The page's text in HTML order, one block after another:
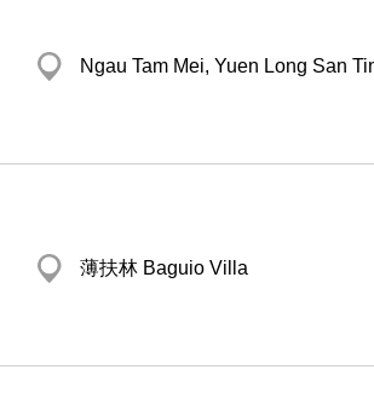
Ngau Tam Mei, Yuen Long San
薄扶林 Baguio Villa